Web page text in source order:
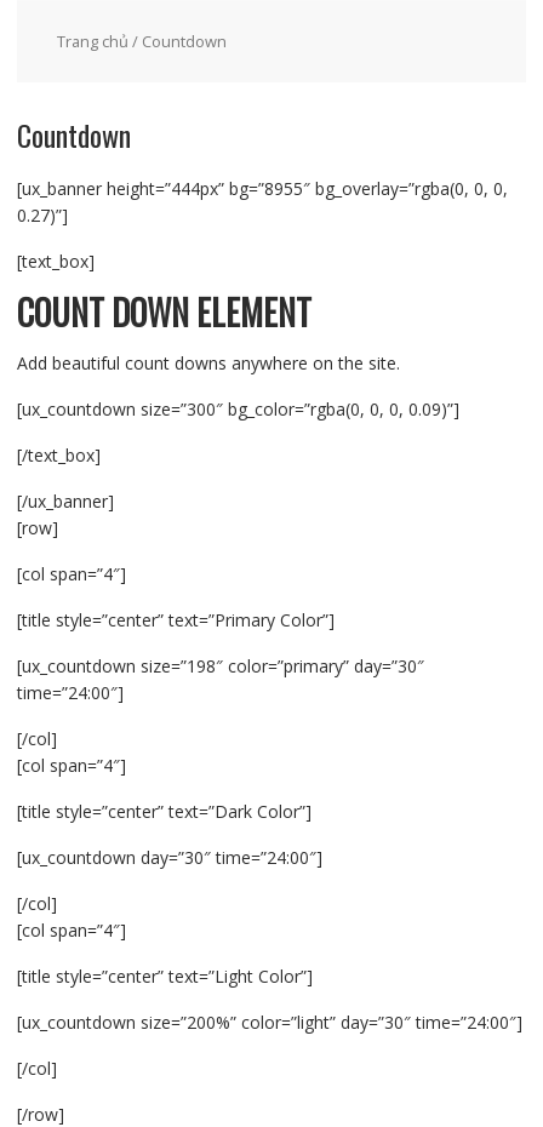
Trang chủ / Countdown
Countdown
[ux_banner height=”444px” bg=”8955″ bg_overlay=”rgba(0, 0, 0,
0.27)”]
[text_box]
COUNT DOWN ELEMENT
Add beautiful count downs anywhere on the site.
[ux_countdown size=”300″ bg_color=”rgba(0, 0, 0, 0.09)”]
[/text_box]
[/ux_banner]
[row]
[col span=”4″]
[title style=”center” text=”Primary Color”]
[ux_countdown size=”198″ color=”primary” day=”30″
time=”24:00″]
[/col]
[col span=”4″]
[title style=”center” text=”Dark Color”]
[ux_countdown day=”30″ time=”24:00″]
[/col]
[col span=”4″]
[title style=”center” text=”Light Color”]
[ux_countdown size=”200%” color=”light” day=”30″ time=”24:00″]
[/col]
[/row]